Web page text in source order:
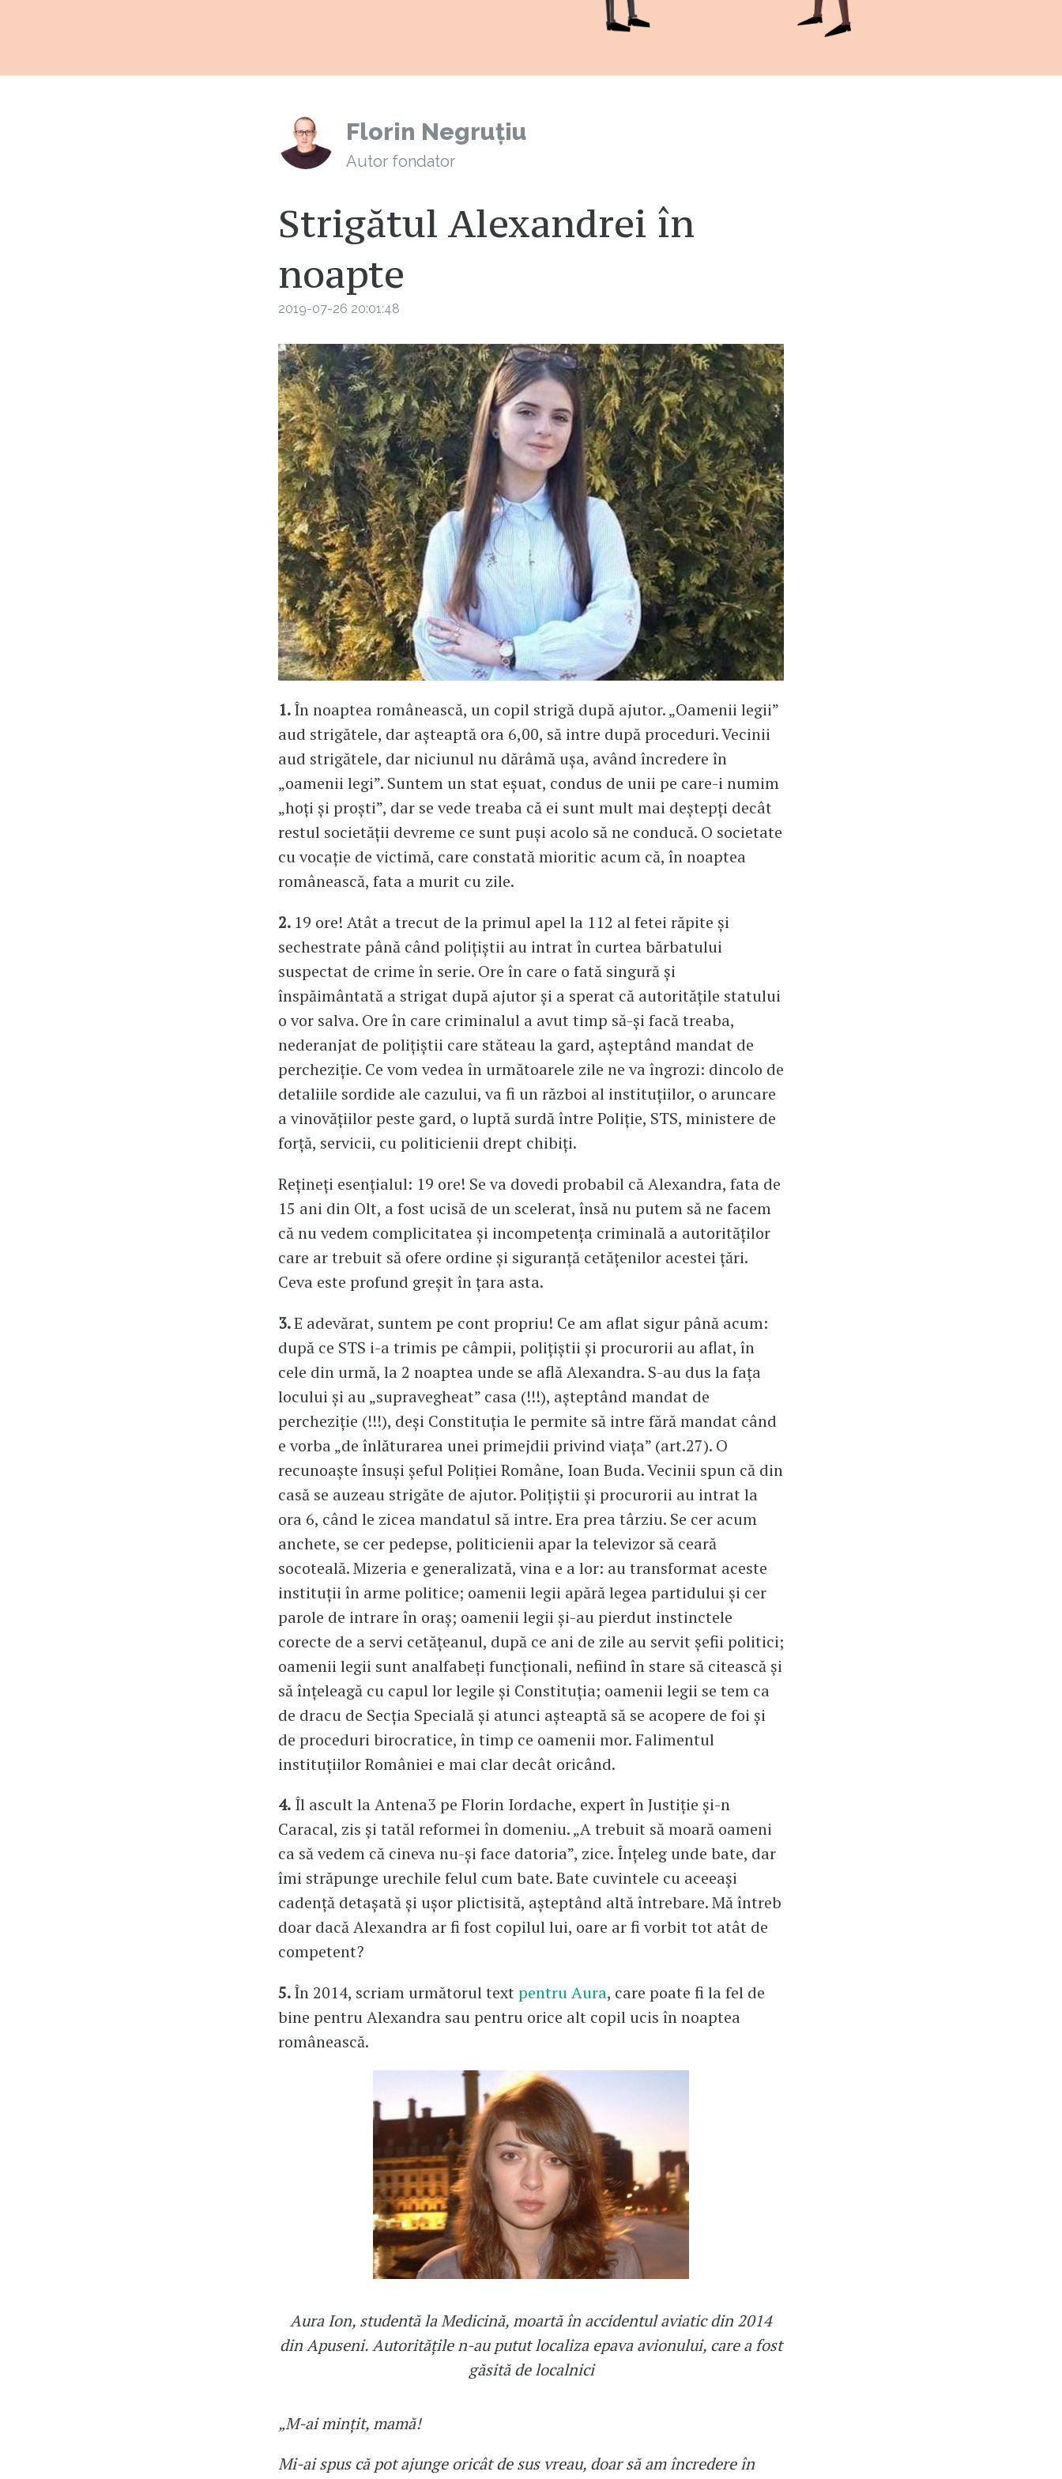
Florin Negruțiu
Autor fondator
Strigătul Alexandrei în
noapte
2019-07-26 20:01:48
1.În noaptea românească, un copil strigă după ajutor. „Oamenii legii”
aud strigătele, dar așteaptă ora 6,00, să intre după proceduri. Vecinii
aud strigătele, dar niciunul nu dărâmă ușa, având încredere în
„oamenii legi”. Suntem un stat eșuat, condus de unii pe care-i numim
„hoți și proști”, dar se vede treaba că ei sunt mult mai deștepți decât
restul societății devreme ce sunt puși acolo să ne conducă. O societate
cu vocație de victimă, care constată mioritic acum că, în noaptea
românească, fata a murit cu zile.
2. 19 ore! Atât a trecut de la primul apel la 112 al fetei răpite și
sechestrate până când polițiștii au intrat în curtea bărbatului
suspectat de crime în serie. Ore în care o fată singură și
înspăimântată a strigat după ajutor și a sperat că autoritățile statului
o vor salva. Ore în care criminalul a avut timp să-și facă treaba,
nederanjat de polițiștii care stăteau la gard, așteptând mandat de
percheziție. Ce vom vedea în următoarele zile ne va îngrozi: dincolo de
detaliile sordide ale cazului, va fi un război al instituțiilor, o aruncare
a vinovățiilor peste gard, o luptă surdă între Poliție, STS, ministere de
forță, servicii, cu politicienii drept chibiți.
Rețineți esențialul: 19 ore! Se va dovedi probabil că Alexandra, fata de
15 ani din Olt, a fost ucisă de un scelerat, însă nu putem să ne facem
că nu vedem complicitatea și incompetența criminală a autorităților
care ar trebuit să ofere ordine și siguranță cetățenilor acestei țări.
Ceva este profund greșit în țara asta.
3.E adevărat, suntem pe cont propriu! Ce am aflat sigur până acum:
după ce STS i-a trimis pe câmpii, polițiștii și procurorii au aflat, în
cele din urmă, la 2 noaptea unde se află Alexandra. S-au dus la fața
locului și au „supravegheat” casa (!!!), așteptând mandat de
percheziție (!!!), deși Constituția le permite să intre fără mandat când
e vorba „de înlăturarea unei primejdii privind viața” (art.27). O
recunoaște însuși șeful Poliției Române, Ioan Buda. Vecinii spun că din
casă se auzeau strigăte de ajutor. Polițiștii și procurorii au intrat la
ora 6, când le zicea mandatul să intre. Era prea târziu. Se cer acum
anchete, se cer pedepse, politicienii apar la televizor să ceară
socoteală. Mizeria e generalizată, vina e a lor: au transformat aceste
instituții în arme politice; oamenii legii apără legea partidului și cer
parole de intrare în oraș; oamenii legii și-au pierdut instinctele
corecte de a servi cetățeanul, după ce ani de zile au servit șefii politici;
oamenii legii sunt analfabeți funcționali, nefiind în stare să citească și
să înțeleagă cu capul lor legile și Constituția; oamenii legii se tem ca
de dracu de Secția Specială și atunci așteaptă să se acopere de foi și
de proceduri birocratice, în timp ce oamenii mor. Falimentul
instituțiilor României e mai clar decât oricând.
4. Îl ascult la Antena3 pe Florin Iordache, expert în Justiție și-n
Caracal, zis și tatăl reformei în domeniu. „A trebuit să moară oameni
ca să vedem că cineva nu-și face datoria”, zice. Înțeleg unde bate, dar
îmi străpunge urechile felul cum bate. Bate cuvintele cu aceeași
cadență detașată și ușor plictisită, așteptând altă întrebare. Mă întreb
doar dacă Alexandra ar fi fost copilul lui, oare ar fi vorbit tot atât de
competent?
5.În 2014, scriam următorul text pentru Aura, care poate fi la fel de
bine pentru Alexandra sau pentru orice alt copil ucis în noaptea
românească.
Aura Ion, studentă la Medicină, moartă în accidentul aviatic din 2014
din Apuseni. Autoritățile n-au putut localiza epava avionului, care a fost
găsită de localnici
„M-ai minţit, mamă!
Mi-ai spus că pot ajunge oricât de sus vreau, doar să am încredere în